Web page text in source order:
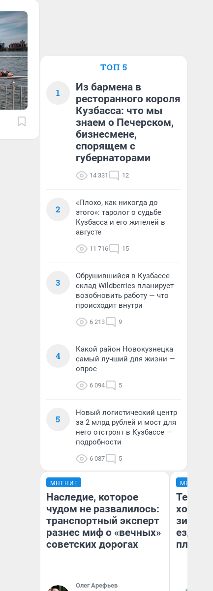
ТОП 5
1
Из бармена в
ресторанного короля
Кузбасса: что мы
знаем о Печерском,
бизнесмене,
спорящем с
губернаторами
14 331 12
2
«Плохо, как никогда до
этого»: таролог о судьбе
Кузбасса и его жителей в
августе
11 716 15
3
Обрушившийся в Кузбассе
склад Wildberries планирует
возобновить работу — что
происходит внутри
6 213 9
4
Какой район Новокузнецка
самый лучший для жизни —
опрос
6 094 5
5
Новый логистический центр
за 2 млрд рублей и мост для
него отстроят в Кузбассе —
подробности
6 087 5
МНЕНИЕ
Наследие, которое
чудом не развалилось:
транспортный эксперт
разнес миф о «вечных»
советских дорогах
Олег Арефьев
МНЕНИЕ
Тепло
зимой.
ездит
плюсы